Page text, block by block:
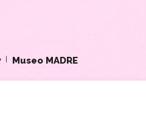
| Museo MADRE